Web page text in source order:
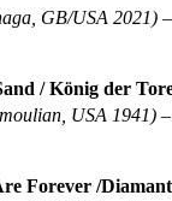
GB/USA 2021)
/ König der
USA 1941)
Forever /